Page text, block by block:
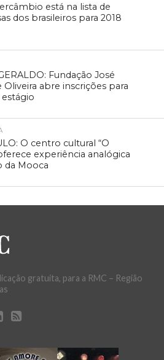
está na lista de
dos brasileiros para 2018
Fundação José
Oliveira abre inscrições para
estágio
O centro cultural “O
experiência analógica
da Mooca
gratuita, para a RMC – Região